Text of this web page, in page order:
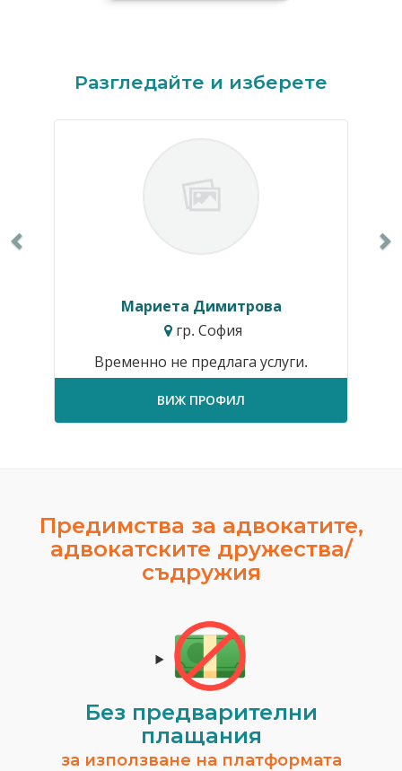
Разгледайте и изберете
Мариета Димитрова
гр. София
Временно не предлага услуги.
ВИЖ ПРОФИЛ
Предимства за адвокатите,
адвокатските дружества/
съдружия
Без предварителни
плащания
за използване на платформата